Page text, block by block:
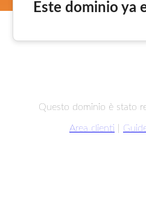
Este dominio ya
Questo dominio è stato
Area clienti